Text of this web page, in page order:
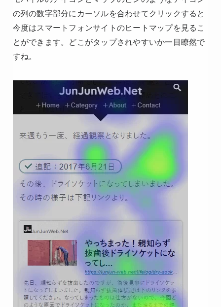
の列の数字部分にカーソルを合わせてクリックすると
今度はスマートフォンサイトのヒートマップを見るこ
とができます。どこがタップされやすいか一目瞭然で
すね。